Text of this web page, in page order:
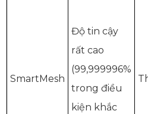
SmartMesh
Độ tin cậy
rất cao
(99,999996%
trong điều
kiện khắc